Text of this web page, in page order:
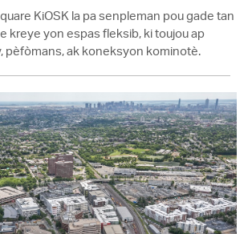
KiOSK la pa senpleman pou gade tan
kreye yon espas fleksib, ki toujou ap
pèfòmans, ak koneksyon kominotè.